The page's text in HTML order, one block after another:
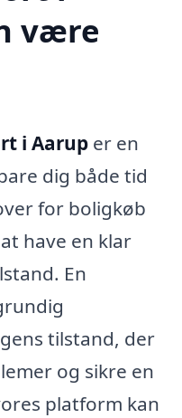
være
i Aarup er en
dig både tid
for boligkøb
have en klar
En
tilstand, der
og sikre en
platform kan